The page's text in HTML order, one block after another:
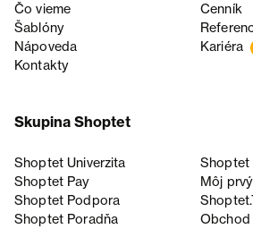
Čo vieme
Cenník
Šablóny
Nápoveda
Kariéra
Kontakty
Skupina Shoptet
Shoptet Univerzita
Shoptet
Shoptet Pay
Môj
Shoptet Podpora
Shoptet Poradňa
Obchod